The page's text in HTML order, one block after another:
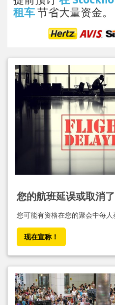
租车 节省大量资金。
您的航班延误或取消
您可能有资格在您的聚会中每人
现在宣称！